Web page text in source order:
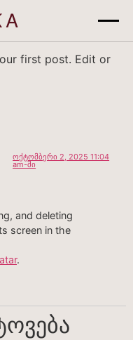
first post. Edit or
ოქტომბერი 2, 2025 11:04
am-ში
and deleting
screen in the
.